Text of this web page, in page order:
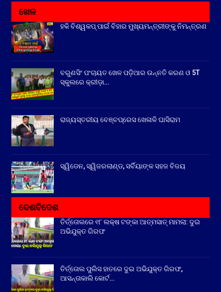
ଖେଳ
ହକି ବିଶ୍ୱକପ୍ ପାଇଁ ବିହାର ମୁଖ୍ୟମନ୍ତ୍ରୀଙ୍କୁ ନିମନ୍ତ୍ରଣ
ବରୁଣସିଂ ପଂଚାୟତ ଖେଳ ପଡ଼ିଆର ଉନ୍ନତି କରଣ ଓ 5T
ସ୍କୁଲରେ କ୍ରୀଡ଼ା…
ରାଜ୍ୟସ୍ତରୀୟ ବେଞ୍ଚପ୍ରେସ ଖେଳାଳି ଘାସିରାମ
ସ୍ୱିଡେନ, ସ୍ୱିଜରଲାଣ୍ଡ, ସର୍ବିୟାଙ୍କ ସହଜ ବିଜୟ
ଦେଶବିଦେଶ
ତିର୍ତ୍ତୋଲରେ ୧୮ ଲକ୍ଷ ଟଙ୍କା ଆତ୍ମସାତ୍ ମାମଲା: ଦୁଇ
ଅଭିଯୁକ୍ତ ଗିରଫ
ତିର୍ତ୍ତୋଲ ପୁଲିସ ହାତରେ ଦୁଇ ଅଭିଯୁକ୍ତ ଗିରଫ,
ଆସନ୍ତାକାଲି କୋର୍ଟ…